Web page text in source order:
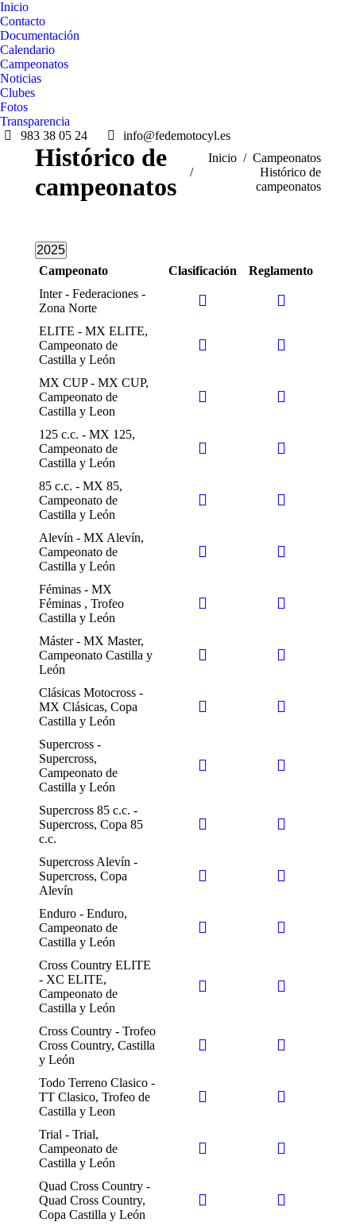
Inicio
Contacto
Documentación
Calendario
Campeonatos
Noticias
Clubes
Fotos
Transparencia
983 38 05 24
info@fedemotocyl.es
Histórico de
campeonatos
Estás aquí:
Inicio
Campeonatos
Histórico de
campeonatos
2025
Campeonato
Clasificación
Reglamento
Inter - Federaciones -
Zona Norte
ELITE - MX ELITE,
Campeonato de
Castilla y León
MX CUP - MX CUP,
Campeonato de
Castilla y Leon
125 c.c. - MX 125,
Campeonato de
Castilla y León
85 c.c. - MX 85,
Campeonato de
Castilla y León
Alevín - MX Alevín,
Campeonato de
Castilla y León
Féminas - MX
Féminas , Trofeo
Castilla y León
Máster - MX Master,
Campeonato Castilla y
León
Clásicas Motocross -
MX Clásicas, Copa
Castilla y León
Supercross -
Supercross,
Campeonato de
Castilla y León
Supercross 85 c.c. -
Supercross, Copa 85
c.c.
Supercross Alevín -
Supercross, Copa
Alevín
Enduro - Enduro,
Campeonato de
Castilla y León
Cross Country ELITE
- XC ELITE,
Campeonato de
Castilla y León
Cross Country - Trofeo
Cross Country, Castilla
y León
Todo Terreno Clasico -
TT Clasico, Trofeo de
Castilla y Leon
Trial - Trial,
Campeonato de
Castilla y León
Quad Cross Country -
Quad Cross Country,
Copa Castilla y León